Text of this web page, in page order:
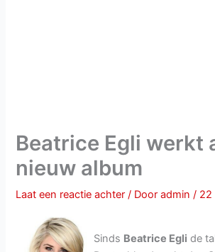
Beatrice Egli werkt
nieuw album
Laat een reactie achter / Dooradmin/ 22
Sinds Beatrice Egli de